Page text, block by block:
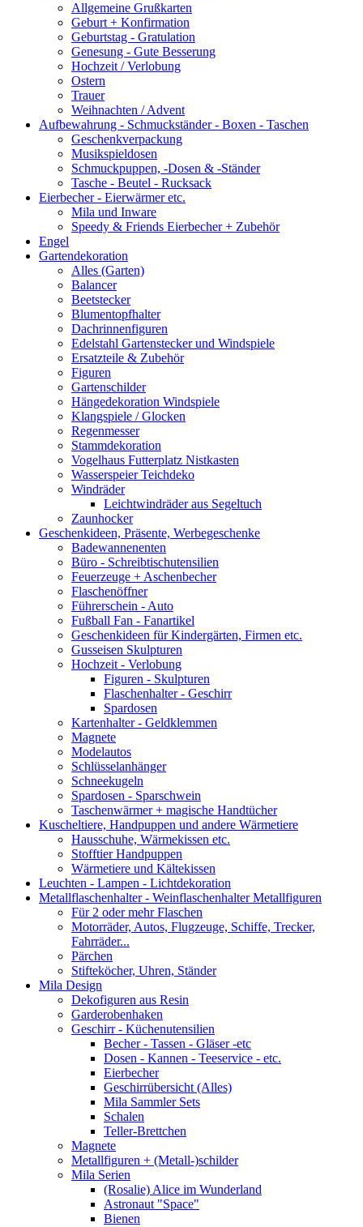
Allgemeine Grußkarten
Geburt + Konfirmation
Geburtstag - Gratulation
Genesung - Gute Besserung
Hochzeit / Verlobung
Ostern
Trauer
Weihnachten / Advent
Aufbewahrung - Schmuckständer - Boxen - Taschen
Geschenkverpackung
Musikspieldosen
Schmuckpuppen, -Dosen & -Ständer
Tasche - Beutel - Rucksack
Eierbecher - Eierwärmer etc.
Mila und Inware
Speedy & Friends Eierbecher + Zubehör
Engel
Gartendekoration
Alles (Garten)
Balancer
Beetstecker
Blumentopfhalter
Dachrinnenfiguren
Edelstahl Gartenstecker und Windspiele
Ersatzteile & Zubehör
Figuren
Gartenschilder
Hängedekoration Windspiele
Klangspiele / Glocken
Regenmesser
Stammdekoration
Vogelhaus Futterplatz Nistkasten
Wasserspeier Teichdeko
Windräder
Leichtwindräder aus Segeltuch
Zaunhocker
Geschenkideen, Präsente, Werbegeschenke
Badewannenenten
Büro - Schreibtischutensilien
Feuerzeuge + Aschenbecher
Flaschenöffner
Führerschein - Auto
Fußball Fan - Fanartikel
Geschenkideen für Kindergärten, Firmen etc.
Gusseisen Skulpturen
Hochzeit - Verlobung
Figuren - Skulpturen
Flaschenhalter - Geschirr
Spardosen
Kartenhalter - Geldklemmen
Magnete
Modelautos
Schlüsselanhänger
Schneekugeln
Spardosen - Sparschwein
Taschenwärmer + magische Handtücher
Kuscheltiere, Handpuppen und andere Wärmetiere
Hausschuhe, Wärmekissen etc.
Stofftier Handpuppen
Wärmetiere und Kältekissen
Leuchten - Lampen - Lichtdekoration
Metallflaschenhalter - Weinflaschenhalter Metallfiguren
Für 2 oder mehr Flaschen
Motorräder, Autos, Flugzeuge, Schiffe, Trecker,
Fahrräder...
Pärchen
Stifteköcher, Uhren, Ständer
Mila Design
Dekofiguren aus Resin
Garderobenhaken
Geschirr - Küchenutensilien
Becher - Tassen - Gläser -etc
Dosen - Kannen - Teeservice - etc.
Eierbecher
Geschirrübersicht (Alles)
Mila Sammler Sets
Schalen
Teller-Brettchen
Magnete
Metallfiguren + (Metall-)schilder
Mila Serien
(Rosalie) Alice im Wunderland
Astronaut "Space"
Bienen